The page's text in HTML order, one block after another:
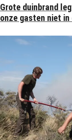
Grote duinbrand
onze gasten niet in